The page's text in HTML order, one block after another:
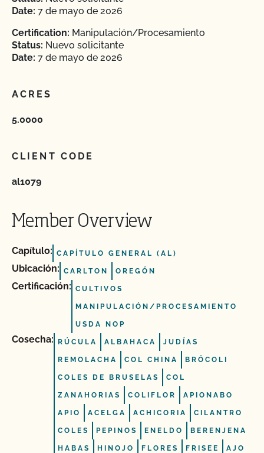
Date: 7 de mayo de 2026
Certification: Manipulación/Procesamiento
Status: Nuevo solicitante
Date: 7 de mayo de 2026
ACRES
5.0000
CLIENT CODE
al1079
Member Overview
Capítulo: CAPÍTULO GENERAL (AL)
Ubicación: CARLTON OREGÓN
Certificación: CULTIVOS
MANIPULACIÓN/PROCESAMIENTO
USDA NOP
Cosecha: RÚCULA ALBAHACA JUDÍAS
REMOLACHA COL CHINA BRÓCOLI
COLES DE BRUSELAS COL
ZANAHORIAS COLIFLOR APIONABO
APIO ACELGA ACHICORIA CILANTRO
COLES PEPINOS ENELDO BERENJENA
HABAS HINOJO FLORES FRISEE AJO